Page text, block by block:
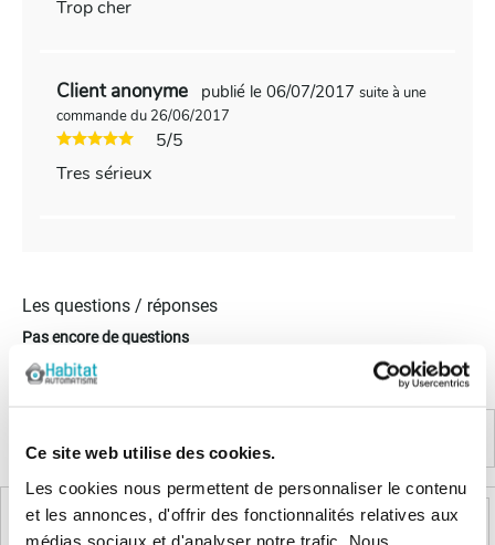
Ce site web utilise des cookies.
Les cookies nous permettent de personnaliser le contenu
et les annonces, d'offrir des fonctionnalités relatives aux
médias sociaux et d'analyser notre trafic. Nous
Trop cher
Client anonyme publié le 06/07/2017 suite à une
commande du 26/06/2017
5/5
Tres sérieux
Les questions / réponses
Pas encore de questions
Connectez vous pour poser votre question
Produits complémentaires